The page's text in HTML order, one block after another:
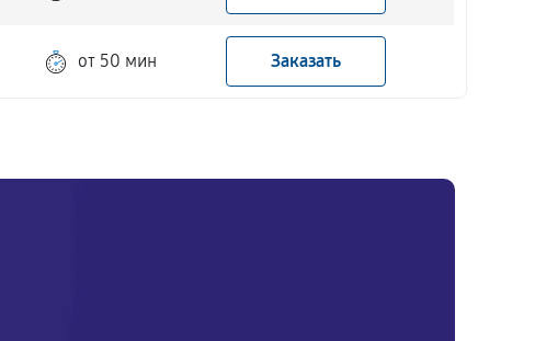
от 50 мин Заказать